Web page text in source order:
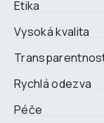
Etika
Vysoká kvalita
Rychlá odezva
Péče